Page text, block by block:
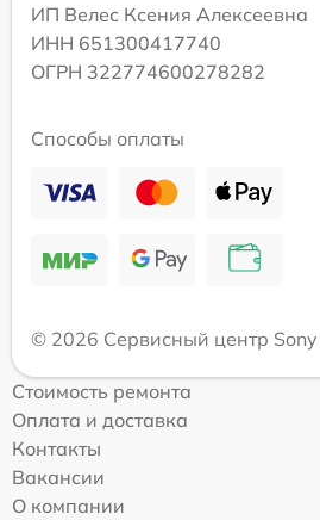
ИП Велес Ксения Алексеевна
ИНН 651300417740
ОГРН 322774600278282
Способы оплаты
© 2026 Сервисный центр Sony
Стоимость ремонта
Оплата и доставка
Контакты
Вакансии
О компании